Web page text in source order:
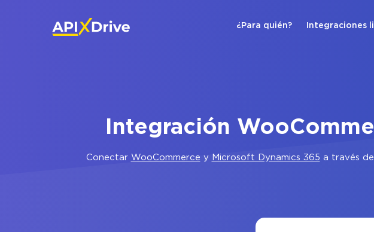
¿Para quién? Integraciones
Integración
Conectar WooCommerce y Microsoft Dynamics 365 a través